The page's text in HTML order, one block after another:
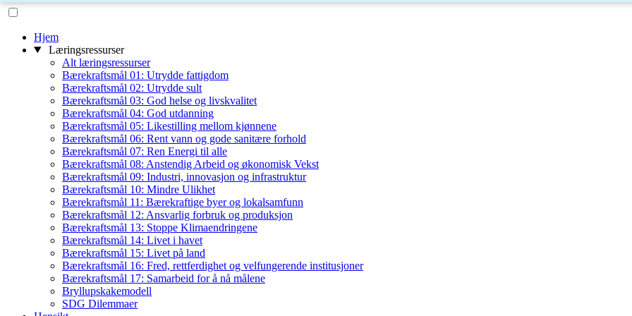
Hjem
Læringsressurser
Alt læringsressurser
Bærekraftsmål 01: Utrydde fattigdom
Bærekraftsmål 02: Utrydde sult
Bærekraftsmål 03: God helse og livskvalitet
Bærekraftsmål 04: God utdanning
Bærekraftsmål 05: Likestilling mellom kjønnene
Bærekraftsmål 06: Rent vann og gode sanitære forhold
Bærekraftsmål 07: Ren Energi til alle
Bærekraftsmål 08: Anstendig Arbeid og økonomisk Vekst
Bærekraftsmål 09: Industri, innovasjon og infrastruktur
Bærekraftsmål 10: Mindre Ulikhet
Bærekraftsmål 11: Bærekraftige byer og lokalsamfunn
Bærekraftsmål 12: Ansvarlig forbruk og produksjon
Bærekraftsmål 13: Stoppe Klimaendringene
Bærekraftsmål 14: Livet i havet
Bærekraftsmål 15: Livet på land
Bærekraftsmål 16: Fred, rettferdighet og velfungerende institusjoner
Bærekraftsmål 17: Samarbeid for å nå målene
Bryllupskakemodell
SDG Dilemmaer